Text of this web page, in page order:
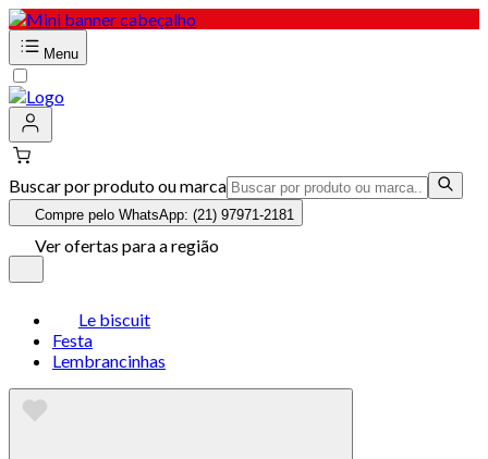
Menu
Buscar por produto ou marca
Compre pelo WhatsApp: (21) 97971-2181
Ver ofertas para a região
Le biscuit
Festa
Lembrancinhas